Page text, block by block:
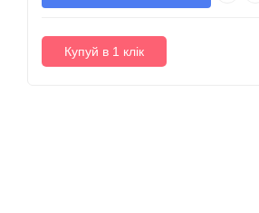
Купуй в 1 клік